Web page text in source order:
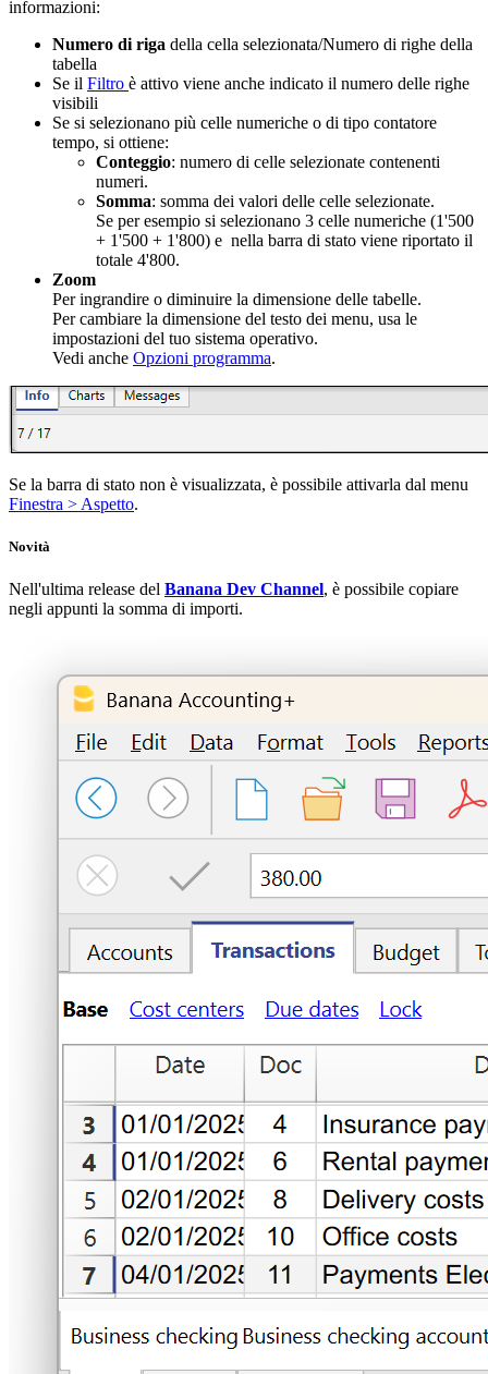
informazioni:
Numero di riga della cella selezionata/Numero di righe della
tabella
Se il Filtro è attivo viene anche indicato il numero delle righe
visibili
Se si selezionano più celle numeriche o di tipo contatore
tempo, si ottiene:
Conteggio: numero di celle selezionate contenenti
numeri.
Somma: somma dei valori delle celle selezionate.
Se per esempio si selezionano 3 celle numeriche (1'500
+ 1'500 + 1'800) e nella barra di stato viene riportato il
totale 4'800.
Zoom
Per ingrandire o diminuire la dimensione delle tabelle.
Per cambiare la dimensione del testo dei menu, usa le
impostazioni del tuo sistema operativo.
Vedi anche Opzioni programma.
Se la barra di stato non è visualizzata, è possibile attivarla dal menu
Finestra > Aspetto.
Novità
Nell'ultima release del Banana Dev Channel, è possibile copiare
negli appunti la somma di importi.